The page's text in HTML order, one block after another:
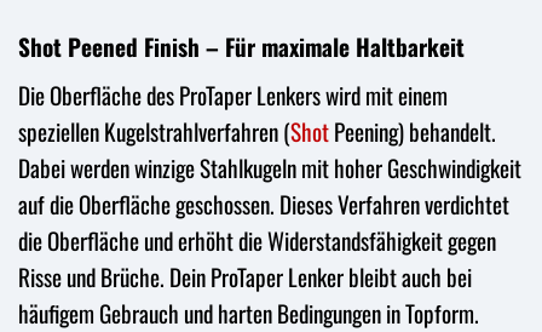
Shot Peened Finish – Für maximale Haltbarkeit
Die Oberfläche des ProTaper Lenkers wird mit einem
speziellen Kugelstrahlverfahren (ShotPeening) behandelt.
Dabei werden winzige Stahlkugeln mit hoher Geschwindigkeit
auf die Oberfläche geschossen. Dieses Verfahren verdichtet
die Oberfläche und erhöht die Widerstandsfähigkeit gegen
Risse und Brüche. Dein ProTaper Lenker bleibt auch bei
häufigem Gebrauch und harten Bedingungen in Topform.